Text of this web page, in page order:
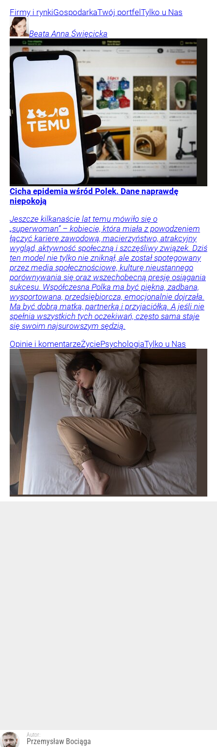
Firmy i rynkiGospodarkaTwój portfel Tylko u Nas
Beata Anna Święcicka
Cicha epidemia wśród Polek. Dane naprawdę
niepokoją
Jeszcze kilkanaście lat temu mówiło się o
„superwoman” – kobiecie, która miała z powodzeniem
łączyć karierę zawodową, macierzyństwo, atrakcyjny
wygląd, aktywność społeczną i szczęśliwy związek. Dziś
ten model nie tylko nie zniknął, ale został spotęgowany
przez media społecznościowe, kulturę nieustannego
porównywania się oraz wszechobecną presję osiągania
sukcesu. Współczesna Polka ma być piękna, zadbana,
wysportowana, przedsiębiorcza, emocjonalnie dojrzała.
Ma być dobrą matką, partnerką i przyjaciółką. A jeśli nie
spełnia wszystkich tych oczekiwań, często sama staje
się swoim najsurowszym sędzią.
Opinie i komentarzeŻyciePsychologiaTylko u Nas
Autor:
Przemysław Bociąga